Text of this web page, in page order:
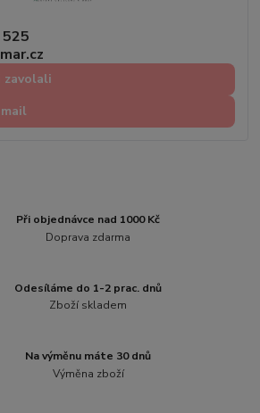
zavolali
Při objednávce nad 1000 Kč
Doprava zdarma
Odesíláme do 1-2 prac. dnů
Zboží skladem
Na výměnu máte 30 dnů
Výměna zboží